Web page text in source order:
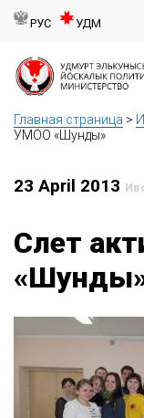
РУС УДМ
Главная страница >
УМОО «Шунды»
23 April 2013
Слет